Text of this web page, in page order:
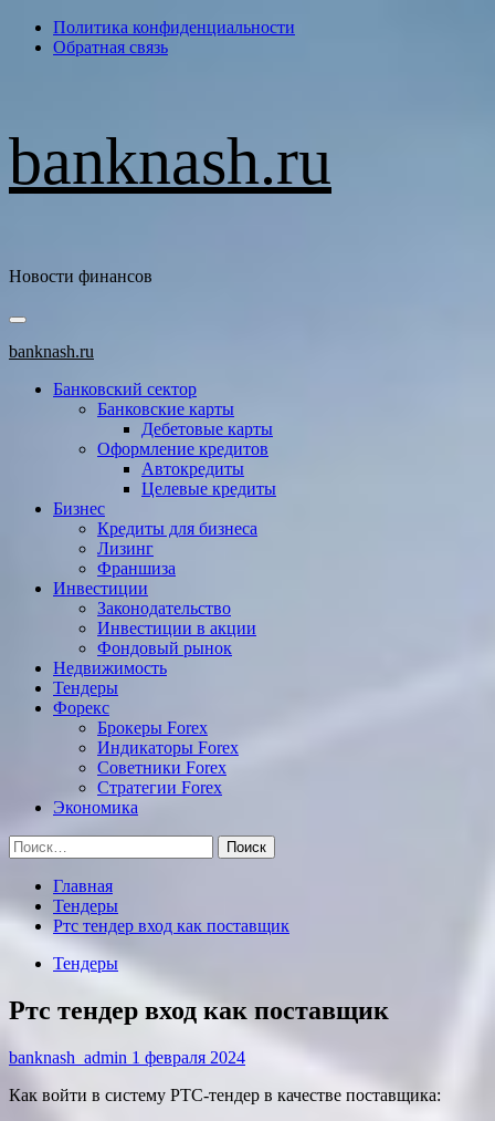
ПерейтиПолитика конфиденциальности
Обратная связь
banknash.ru
Новости финансов
Основное
меню
banknash.ru
Банковский сектор
Банковские карты
Дебетовые карты
Оформление кредитов
Автокредиты
Целевые кредиты
Бизнес
Кредиты для бизнеса
Лизинг
Франшиза
Инвестиции
Законодательство
Инвестиции в акции
Фондовый рынок
Недвижимость
Тендеры
Форекс
Брокеры Forex
Индикаторы Forex
Советники Forex
Стратегии Forex
Экономика
Найти:
Главная
Тендеры
Ртс тендер вход как поставщик
Тендеры
Ртс тендер вход как поставщик
banknash_admin 1 февраля 2024
Как войти в систему РТС-тендер в качестве поставщика: